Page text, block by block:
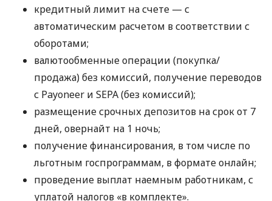
кредитный лимит на счете — с
автоматическим расчетом в соответствии с
оборотами;
валютообменные операции (покупка/
продажа) без комиссий, получение переводов
с Payoneer и SEPA (без комиссий);
размещение срочных депозитов на срок от 7
дней, овернайт на 1 ночь;
получение финансирования, в том числе по
льготным госпрограммам, в формате онлайн;
проведение выплат наемным работникам, с
уплатой налогов «в комплекте».